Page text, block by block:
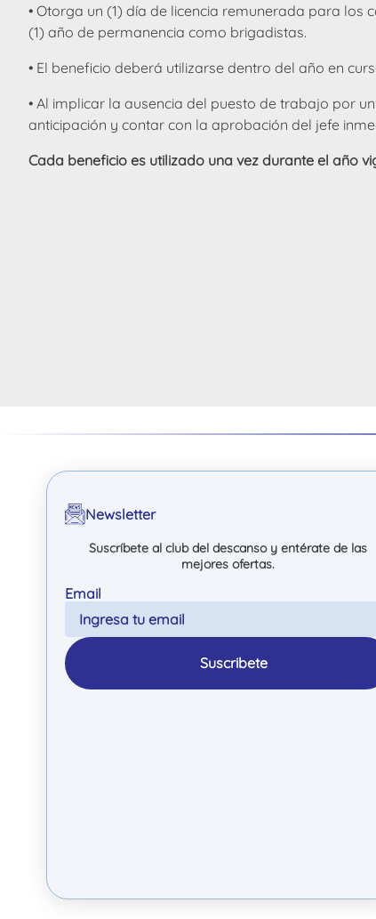
• Otorga un (1) día de licencia remunerada para los
(1) año de permanencia como brigadistas.
• El beneficio deberá utilizarse dentro del año en
• Al implicar la ausencia del puesto de trabajo por
anticipación y contar con la aprobación del jefe
Cada beneficio es utilizado una vez durante el año
Newsletter
Suscríbete al club del descanso y entérate de las
mejores ofertas.
Suscribete